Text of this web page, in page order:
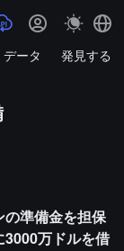
データ 発見する
準備金を担保
万ドルを借